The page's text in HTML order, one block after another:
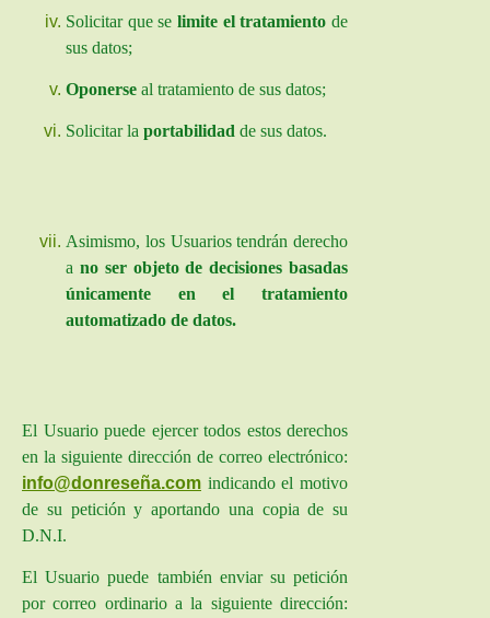
Solicitar que selimite el tratamiento de
sus datos;
Oponerse al tratamiento de sus datos;
Solicitar la portabilidad de sus datos.
Asimismo, los Usuarios tendrán derecho
a no ser objeto de decisiones basadas
únicamente en el tratamiento
automatizado de datos.
El Usuario puede ejercer todos estos derechos
en la siguiente dirección de correo electrónico:
info@donreseña.com indicando el motivo
de su petición y aportando una copia de su
D.N.I.
El Usuario puede también enviar su petición
por correo ordinario a la siguiente dirección: